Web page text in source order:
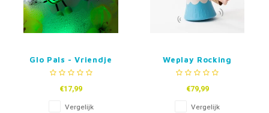
Glo Pals - Vriendje
€17,99
Vergelijk
Weplay Rocking
Volcano
€79,99
Vergelijk